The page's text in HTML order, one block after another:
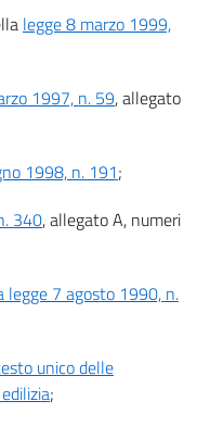
legge 8 marzo 1999,
1997, n. 59, allegato
1998, n. 191;
340, allegato A, numeri
legge 7 agosto 1990, n.
unico delle
;